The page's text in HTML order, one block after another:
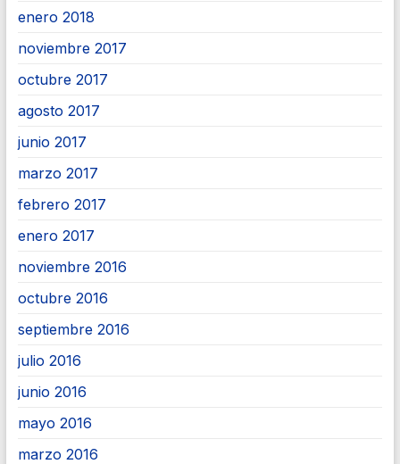
enero 2018
noviembre 2017
octubre 2017
agosto 2017
junio 2017
marzo 2017
febrero 2017
enero 2017
noviembre 2016
octubre 2016
septiembre 2016
julio 2016
junio 2016
mayo 2016
marzo 2016